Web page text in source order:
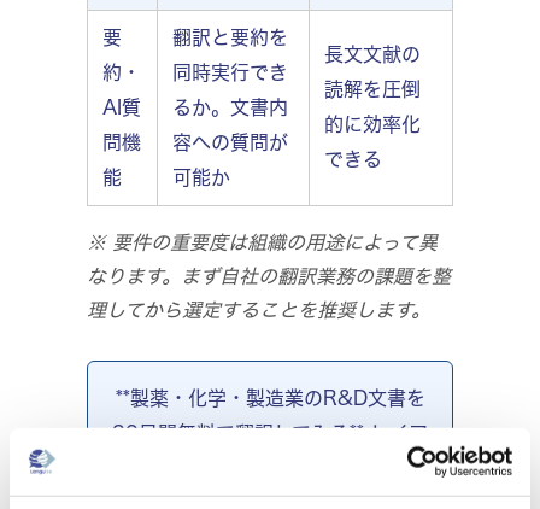
要
約・
AI質
問機
能
翻訳と要約を
同時実行でき
るか。文書内
容への質問が
可能か
長文文献の
読解を圧倒
的に効率化
できる
※ 要件の重要度は組織の用途によって異
なります。まず自社の翻訳業務の課題を整
理してから選定することを推奨します。
**製薬・化学・製造業のR&D文書を
30日間無料で翻訳してみる** レイア
ウト保持・専門用語統一・セキュリ
ティを確認したい方はまずここか